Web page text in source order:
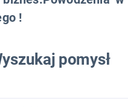
!
pomysł